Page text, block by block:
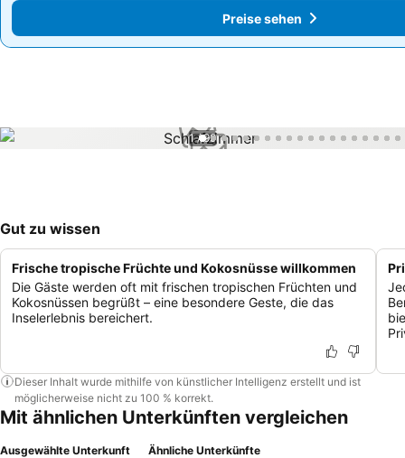
Preise sehenPreise sehen
1 / 99
Gut zu wissen
Frische tropische Früchte und Kokosnüsse willkommen
Die Gäste werden oft mit frischen tropischen Früchten und
Kokosnüssen begrüßt – eine besondere Geste, die das
Inselerlebnis bereichert.
Dieser Inhalt wurde mithilfe von künstlicher Intelligenz erstellt und ist
möglicherweise nicht zu 100 % korrekt.
Mit ähnlichen Unterkünften vergleichen
Ausgewählte Unterkunft Ähnliche Unterkünfte